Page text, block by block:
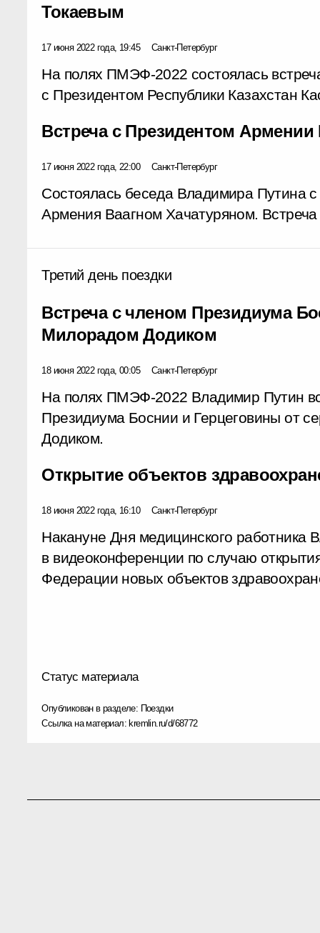
Токаевым
17 июня 2022 года, 19:45 Санкт-Петербург
На полях ПМЭФ-2022 состоялась
с Президентом Республики Казахстан
Встреча с Президентом
17 июня 2022 года, 22:00 Санкт-Петербург
Состоялась беседа Владимира Путина
Армения Ваагном Хачатуряном.
Третий день поездки
Встреча с членом Президиума
Милорадом Додиком
18 июня 2022 года, 00:05 Санкт-Петербург
На полях ПМЭФ-2022 Владимир Путин
Президиума Боснии и Герцеговины от
Додиком.
Открытие объектов
18 июня 2022 года, 16:10 Санкт-Петербург
Накануне Дня медицинского работника
в видеоконференции по случаю
Федерации новых объектов
Статус материала
Опубликован в разделе: Поездки
Ссылка на материал: kremlin.ru/d/68772